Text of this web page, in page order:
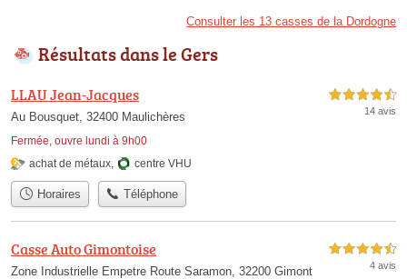
Consulter les 13 casses de la Dordogne
Résultats dans le Gers
LLAU Jean-Jacques
Au Bousquet, 32400 Maulichères
Fermée, ouvre lundi à 9h00
4,5 étoiles sur 5
14 avis
achat de métaux, centre VHU
Horaires Téléphone
Casse Auto Gimontoise
Zone Industrielle Empetre Route Saramon, 32200 Gimont
4,5 étoiles sur 5
4 avis